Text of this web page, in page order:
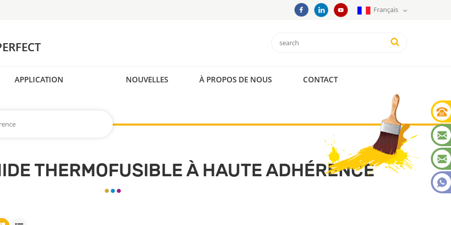
Français
APPLICATION NOUVELLES À PROPOS DE NOUS CONTACT
THERMOFUSIBLE À HAUTE ADHÉRENCE